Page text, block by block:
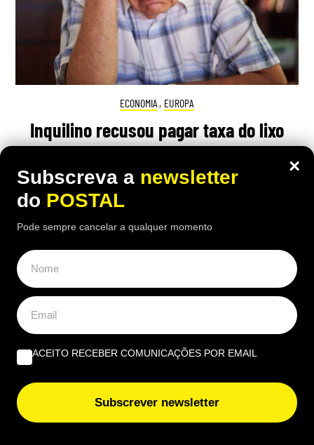
ECONOMIA , EUROPA
Inquilino recusou pagar taxa do lixo
porque o contrato não indicava o valor:
tribunal obrigou-o a pagar por este
20:30 5 Agosto, 2026 |João Luís
O inquilino contestou a taxa do lixo por considerar
que contrato não era suficientemente claro, mas o
tribunal espanhol deu razão ao senhorio
ÚLTIMAS NOTÍCIAS
Novo livro de Fernando Messias analisa impacto da
inteligência artificial na prática jurídica
×
Subscreva a newsletter
do POSTAL
Pode sempre cancelar a qualquer momento
ACEITO RECEBER COMUNICAÇÕES POR EMAIL
Subscrever newsletter